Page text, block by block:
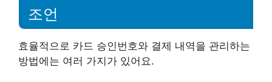
조언
효율적으로 카드 승인번호와 결제 내역을 관리하는
방법에는 여러 가지가 있어요.